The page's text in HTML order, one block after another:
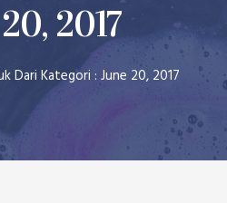
2017
Dari Kategori : June 20, 2017